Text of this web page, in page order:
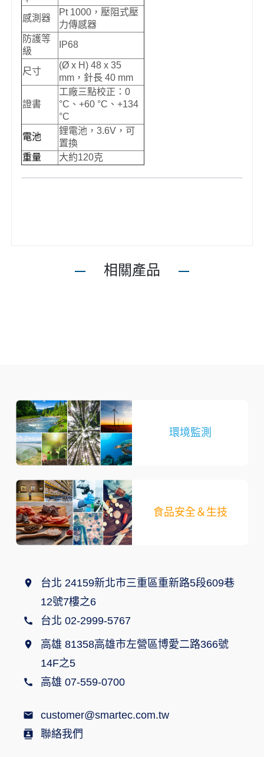
感測器
Pt 1000，壓阻式壓
力傳感器
防護等
級
IP68
尺寸
(Ø x H) 48 x 35
mm，針長 40 mm
證書
工廠三點校正：0
°C、+60 °C、+134
°C
電池
鋰電池，3.6V，可
置換
重量
大約120克
相關產品
環境監測
食品安全＆生技
台北 24159新北市三重區重新路5段609巷
12號7樓之6
台北 02-2999-5767
高雄 81358高雄市左營區博愛二路366號
14F之5
高雄 07-559-0700
customer@smartec.com.tw
聯絡我們